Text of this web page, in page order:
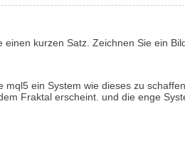
kurzen Satz. Zeichnen Sie ein
ein System wie dieses zu
Fraktal erscheint. und die enge